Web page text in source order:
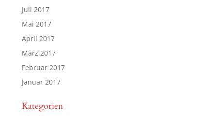
Juli 2017
Mai 2017
April 2017
März 2017
Februar 2017
Januar 2017
Kategorien